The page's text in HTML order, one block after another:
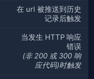
在 url 被推送到历史
记录后触发
当发生 HTTP 响应
错误
(非 200 或 300 响
应代码)时触发